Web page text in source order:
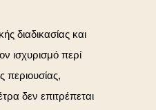
διαδικασίας και
ισχυρισμό περί
περιουσίας,
δεν επιτρέπεται